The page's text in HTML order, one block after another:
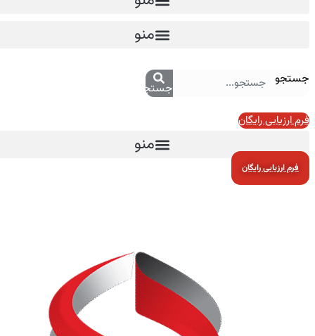
منو
جستجو
جستجو
فرم ارزیابی رایگان
منو
فرم ارزیابی رایگان